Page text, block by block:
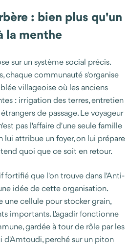
: bien plus qu'un
la menthe
sur un système social précis.
chaque communauté s'organise
villageoise où les anciens
: irrigation des terres, entretien
de passage. Le voyageur
pas l'affaire d'une seule famille
lui attribue un foyer, on lui prépare
quoi que ce soit en retour.
fortifié que l'on trouve dans l'Anti-
idée de cette organisation.
une cellule pour stocker grain,
importants. L'agadir fonctionne
gardée à tour de rôle par les
d'Amtoudi, perché sur un piton